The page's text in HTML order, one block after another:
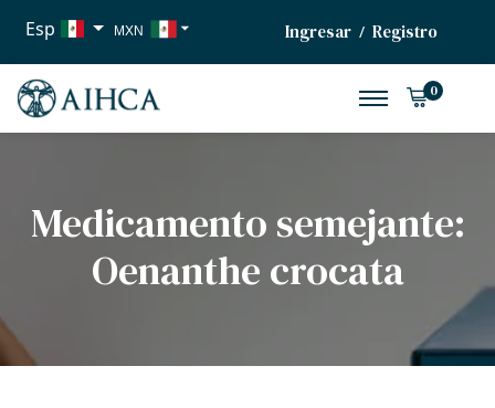
Esp MXN
EUR
Ingresar / Registro
0
Medicamento semejante:
Oenanthe crocata